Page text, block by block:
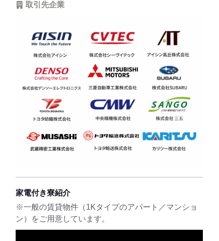
取引先企業
家電付き寮紹介
※一般の賃貸物件（1Kタイプのアパート／マンショ
ン）をご用意しています。